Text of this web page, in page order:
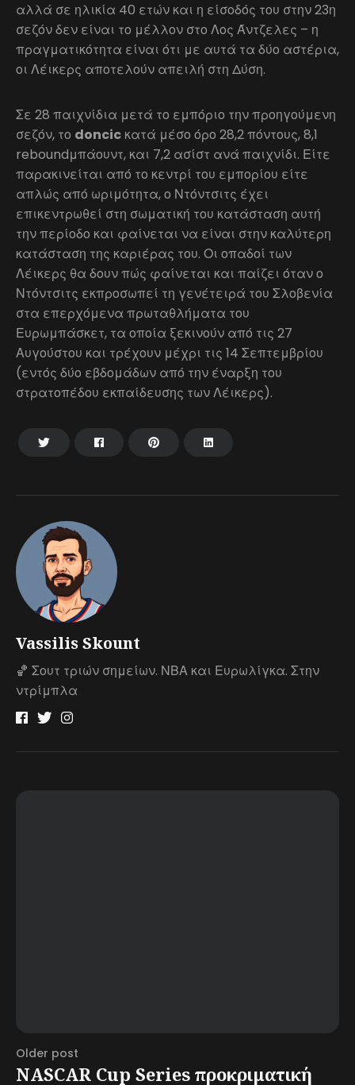
Vassilis Skount
🏀 Σουτ τριών σημείων. ΝΒΑ και Ευρωλίγκα. Στην
ντρίμπλα
αλλά σε ηλικία 40 ετών και η είσοδός του στην 23η
σεζόν δεν είναι το μέλλον στο Λος Άντζελες – η
πραγματικότητα είναι ότι με αυτά τα δύο αστέρια,
οι Λέικερς αποτελούν απειλή στη Δύση.
Σε 28 παιχνίδια μετά το εμπόριο την προηγούμενη
σεζόν, το doncic κατά μέσο όρο 28,2 πόντους, 8,1
reboundμπάουντ, και 7,2 ασίστ ανά παιχνίδι. Είτε
παρακινείται από το κεντρί του εμπορίου είτε
απλώς από ωριμότητα, ο Ντόντσιτς έχει
επικεντρωθεί στη σωματική του κατάσταση αυτή
την περίοδο και φαίνεται να είναι στην καλύτερη
κατάσταση της καριέρας του. Οι οπαδοί των
Λέικερς θα δουν πώς φαίνεται και παίζει όταν ο
Ντόντσιτς εκπροσωπεί τη γενέτειρά του Σλοβενία
στα επερχόμενα πρωταθλήματα του
Ευρωμπάσκετ, τα οποία ξεκινούν από τις 27
Αυγούστου και τρέχουν μέχρι τις 14 Σεπτεμβρίου
(εντός δύο εβδομάδων από την έναρξη του
στρατοπέδου εκπαίδευσης των Λέικερς).
Older post
NASCAR Cup Series προκριματική